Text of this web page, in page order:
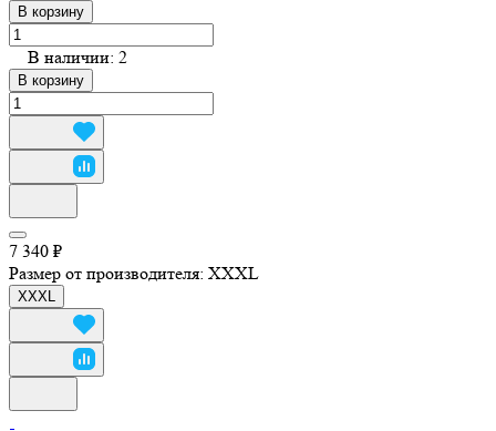
В корзину
В наличии: 2
В корзину
7 340 ₽
Размер от производителя: XXXL
XXXL